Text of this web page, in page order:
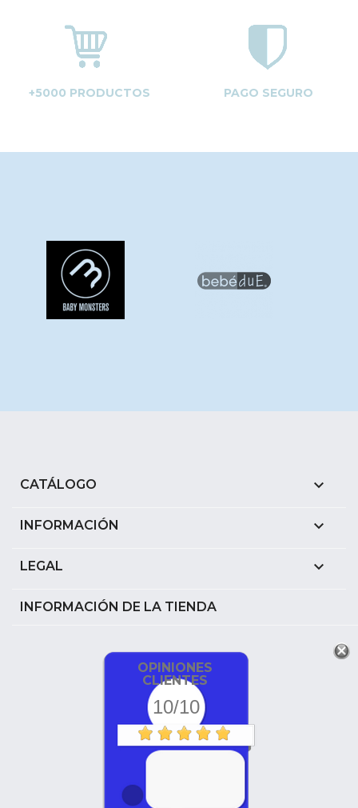
+5000 PRODUCTOS PAGO SEGURO
CATÁLOGO 
INFORMACIÓN 
LEGAL 
INFORMACIÓN DE LA TIENDA
OPINIONES
CLIENTES
10/10